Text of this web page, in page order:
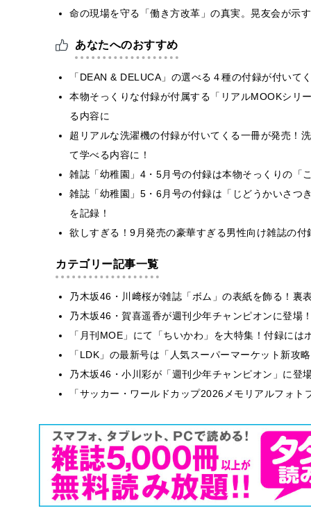
命の現場を守る「働き方改革」の真実。晃友会が示
あなたへのおすすめ
「DEAN & DELUCA」の選べる４種の付録が付いて
本物そっくりな付録が付属する「リアルMOOKシリ
る内容に
超リアルな洗濯機の付録が付いてくる一冊が発売！
て学べる内容に！
雑誌「幼稚園」4・5月号の付録は本物そっくりの「
雑誌「幼稚園」5・6月号の付録は「じどうかいさつ
を記録！
欲しすぎる！9月発売の豪華すぎる男性向け雑誌の付
カテゴリー記事一覧
乃木坂46・川﨑桜が雑誌「ボム」の表紙を飾る！裏
乃木坂46・賀喜遥香が週刊少年チャンピオンに登
「月刊MOE」にて「ちいかわ」を大特集！付録に
「LDK」の最新号は「人気スーパーマーケット新
乃木坂46・小川彩が「週刊少年チャンピオン」に
「サッカー・ワールドカップ2026メモリアルフォ